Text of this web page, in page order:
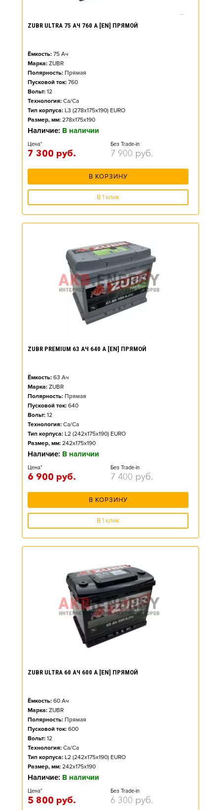
ZUBR ULTRA 75 АЧ 760 А [EN] ПРЯМОЙ
Ёмкость: 75 Ач
Марка: ZUBR
Полярность: Прямая
Пусковой ток: 760
Вольт: 12
Технология: Ca/Ca
Тип корпуса: L3 (278x175x190) EURO
Размер, мм: 278x175x190
Наличие: В наличии
Цена*
7 300 руб.
Без Trade-in
7 900 руб.
В КОРЗИНУ
В 1 клик
ZUBR PREMIUM 63 АЧ 640 А [EN] ПРЯМОЙ
Ёмкость: 63 Ач
Марка: ZUBR
Полярность: Прямая
Пусковой ток: 640
Вольт: 12
Технология: Ca/Ca
Тип корпуса: L2 (242x175x190) EURO
Размер, мм: 242x175x190
Наличие: В наличии
Цена*
6 900 руб.
Без Trade-in
7 400 руб.
В КОРЗИНУ
В 1 клик
ZUBR ULTRA 60 АЧ 600 А [EN] ПРЯМОЙ
Ёмкость: 60 Ач
Марка: ZUBR
Полярность: Прямая
Пусковой ток: 600
Вольт: 12
Технология: Ca/Ca
Тип корпуса: L2 (242x175x190) EURO
Размер, мм: 242x175x190
Наличие: В наличии
Цена*
5 800 руб.
Без Trade-in
6 300 руб.